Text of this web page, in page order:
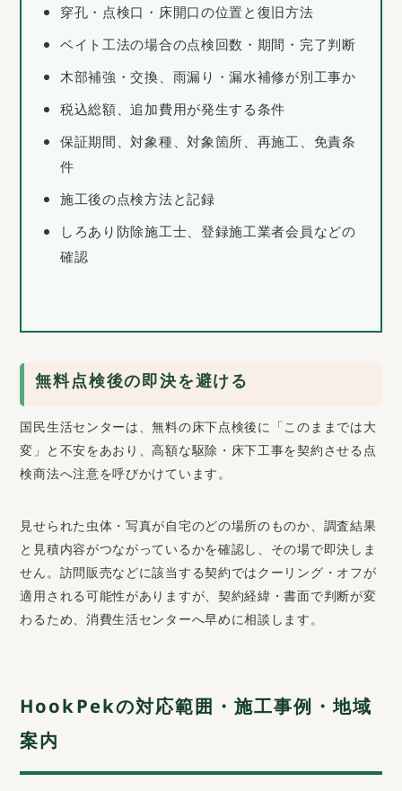
穿孔・点検口・床開口の位置と復旧方法
ベイト工法の場合の点検回数・期間・完了判断
木部補強・交換、雨漏り・漏水補修が別工事か
税込総額、追加費用が発生する条件
保証期間、対象種、対象箇所、再施工、免責条
件
施工後の点検方法と記録
しろあり防除施工士、登録施工業者会員などの
確認
無料点検後の即決を避ける
国民生活センターは、無料の床下点検後に「このままでは大
変」と不安をあおり、高額な駆除・床下工事を契約させる点
検商法へ注意を呼びかけています。
見せられた虫体・写真が自宅のどの場所のものか、調査結果
と見積内容がつながっているかを確認し、その場で即決しま
せん。訪問販売などに該当する契約ではクーリング・オフが
適用される可能性がありますが、契約経緯・書面で判断が変
わるため、消費生活センターへ早めに相談します。
HookPekの対応範囲・施工事例・地域
案内